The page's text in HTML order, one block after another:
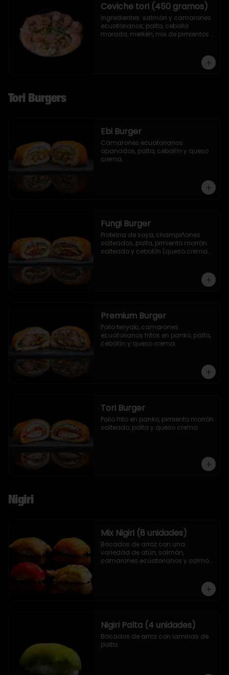
Ceviche tori (450 gramos)
Ingredientes: salmón y camarones
ecuatorianos, palta, cebolla
morada, merkén, mix de pimientos
Tori Burgers
Ebi Burger
Camarones ecuatorianos
apanados, palta, cebollín y queso
crema.
Fungi Burger
Proteína de soya, champiñones
salteados, palta, pimiento morrón
salteado y cebollín (queso crema
Premium Burger
Pollo teriyaki, camarones
ecuatorianos fritos en panko, palta,
cebollín y queso crema.
Tori Burger
Pollo frito en panko, pimiento morrón
salteado, palta y queso crema.
Nigiri
Mix Nigiri (8 unidades)
Bocados de arroz con una
variedad de atún, salmón,
camarones ecuatorianos y salmón
Nigiri Palta (4 unidades)
Bocados de arroz con laminas de
palta.